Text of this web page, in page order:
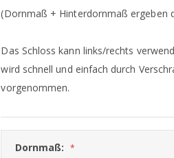
(Dornmaß + Hinterdornmaß ergeben
Das Schloss kann links/rechts
wird schnell und einfach durch
vorgenommen.
Dornmaß: